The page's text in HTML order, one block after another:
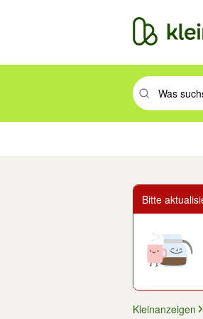
Suchbegriff
Bitte
Kleinanzeigen